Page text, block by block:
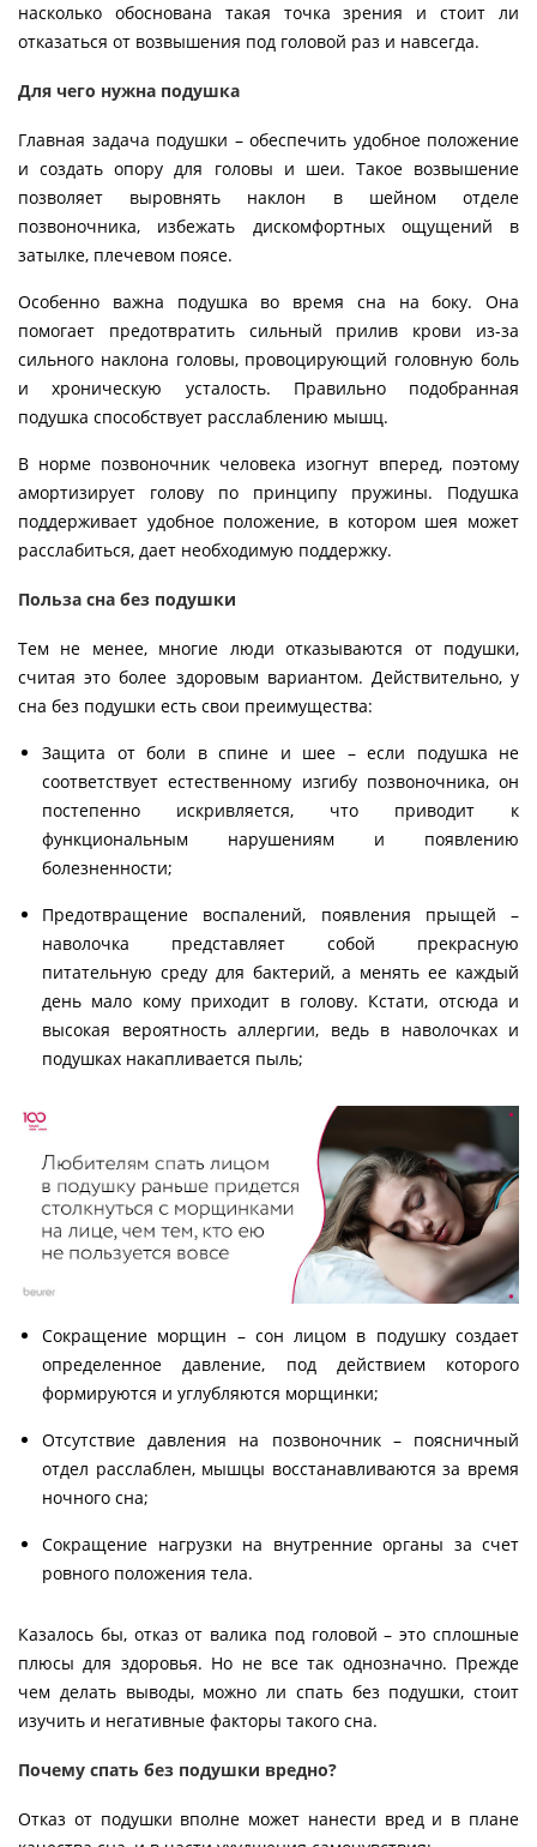
насколько обоснована такая точка зрения и стоит ли
отказаться от возвышения под головой раз и навсегда.
Для чего нужна подушка
Главная задача подушки – обеспечить удобное положение
и создать опору для головы и шеи. Такое возвышение
позволяет выровнять наклон в шейном отделе
позвоночника, избежать дискомфортных ощущений в
затылке, плечевом поясе.
Особенно важна подушка во время сна на боку. Она
помогает предотвратить сильный прилив крови из-за
сильного наклона головы, провоцирующий головную боль
и хроническую усталость. Правильно подобранная
подушка способствует расслаблению мышц.
В норме позвоночник человека изогнут вперед, поэтому
амортизирует голову по принципу пружины. Подушка
поддерживает удобное положение, в котором шея может
расслабиться, дает необходимую поддержку.
Польза сна без подушки
Тем не менее, многие люди отказываются от подушки,
считая это более здоровым вариантом. Действительно, у
сна без подушки есть свои преимущества:
Защита от боли в спине и шее – если подушка не
соответствует естественному изгибу позвоночника, он
постепенно искривляется, что приводит к
функциональным нарушениям и появлению
болезненности;
Предотвращение воспалений, появления прыщей –
наволочка представляет собой прекрасную
питательную среду для бактерий, а менять ее каждый
день мало кому приходит в голову. Кстати, отсюда и
высокая вероятность аллергии, ведь в наволочках и
подушках накапливается пыль;
Сокращение морщин – сон лицом в подушку создает
определенное давление, под действием которого
формируются и углубляются морщинки;
Отсутствие давления на позвоночник – поясничный
отдел расслаблен, мышцы восстанавливаются за время
ночного сна;
Сокращение нагрузки на внутренние органы за счет
ровного положения тела.
Казалось бы, отказ от валика под головой – это сплошные
плюсы для здоровья. Но не все так однозначно. Прежде
чем делать выводы, можно ли спать без подушки, стоит
изучить и негативные факторы такого сна.
Почему спать без подушки вредно?
Отказ от подушки вполне может нанести вред и в плане